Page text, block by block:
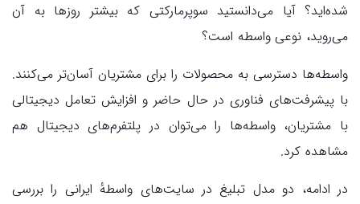
شده‌اید؟ آیا می‌دانستید سوپرمارکتی که بیشتر روزها به آن
می‌روید، نوعی واسطه است؟
واسطه‌ها دسترسی به محصولات را برای مشتریان آسان‌تر می‌کنند.
با پیشرفت‌های فناوری در حال حاضر و افزایش تعامل دیجیتالی
با مشتریان، واسطه‌ها را می‌توان در پلتفرم‌های دیجیتال هم
مشاهده کرد.
در ادامه، دو مدل تبلیغ در سایت‌های واسطهٔ ایرانی را بررسی